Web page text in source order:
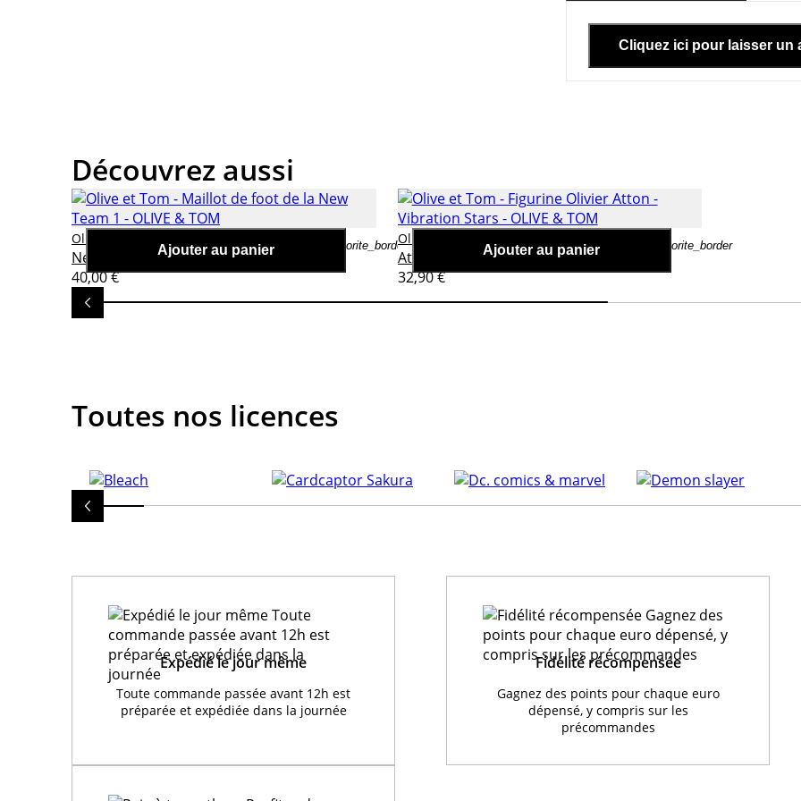
Cliquez ici pour laisser un
Découvrez aussi
Ajouter au panier favorite_border
Olive & tom
Olive et Tom - Maillot de foot de la
New Team 1
40,00 €
Ajouter au panier favorite_border
Olive & tom
Atton - Vibration Stars
32,90 €
Toutes nos licences
Expédié le jour même
Toute commande passée avant 12h est
préparée et expédiée dans la journée
Fidélité récompensée
Gagnez des points pour chaque euro
dépensé, y compris sur les
précommandes